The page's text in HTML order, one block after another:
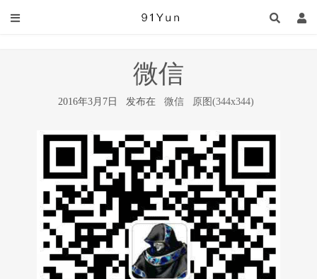
微信
2016年3月7日 发布在 微信 原图(344x344)